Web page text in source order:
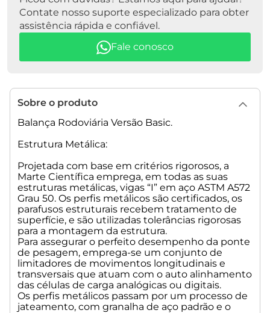
ITENS NÃO INCLUSOS - Se necessário, solicitar orçamento
separadamente:
• Execução da Obra Civil
Fase - Eletrônica
• Cabo de Interligação (Plataforma p/ o Módulo Indicador/
Cabine) acima de 15 metros de distância
• Calibração Inicial
Nota Importante: Independentemente da versão escolhida, a
construtivos, sendo eles: arquitetônico, ferragens e
aterramento, com intuito de auxiliar o seu
empreiteiro/responsável pela obra civil.
Faça um Upgrade no Seu Pedido - Tecnologias Disponíveis:
Além da versão Basic deste anúncio, ou seja, (Estrutura
Metálica + Indicador de Peso + Células Analógicas), a Marte
Científica oferece tecnologias mais modernas,
desenvolvidas para ampliar precisão, confiabilidade
operacional, conectividade e redução de paradas não
programadas.
Contate nosso suporte especializado para obter
assistência rápida e confiável.
Fale conosco
Sobre o produto
Balança Rodoviária Versão Basic.
Estrutura Metálica:
Projetada com base em critérios rigorosos, a
Marte Científica emprega, em todas as suas
estruturas metálicas, vigas “I” em aço ASTM A572
Grau 50. Os perfis metálicos são certificados, os
parafusos estruturais recebem tratamento de
superfície, e são utilizadas tolerâncias rigorosas
para a montagem da estrutura.
Para assegurar o perfeito desempenho da ponte
de pesagem, emprega-se um conjunto de
limitadores de movimentos longitudinais e
transversais que atuam com o auto alinhamento
das células de carga analógicas ou digitais.
Os perfis metálicos passam por um processo de
jateamento, com granalha de aço padrão e o